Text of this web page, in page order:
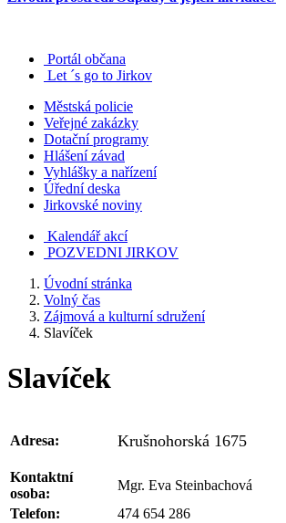
Portál občana
Let ´s go to Jirkov
Městská policie
Veřejné zakázky
Dotační programy
Hlášení závad
Vyhlášky a nařízení
Úřední deska
Jirkovské noviny
Kalendář akcí
POZVEDNI JIRKOV
Úvodní stránka
Volný čas
Zájmová a kulturní sdružení
Slavíček
Slavíček
Adresa: Krušnohorská 1675
Kontaktní
osoba:
Mgr. Eva Steinbachová
Telefon:
474 654 286